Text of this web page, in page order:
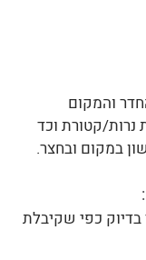
והמקום
נרות/קטורת וכד
במקום ובחצר.
כפי שקיבלת